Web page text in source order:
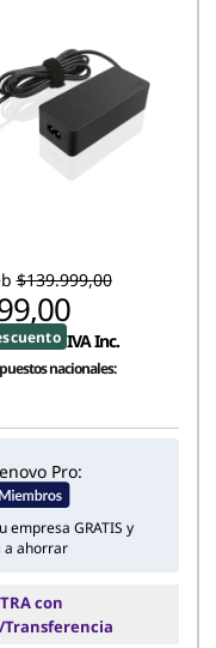
$139.999,00
IVA Inc.
nacionales:
Pro:
empresa GRATIS y
a ahorrar
con